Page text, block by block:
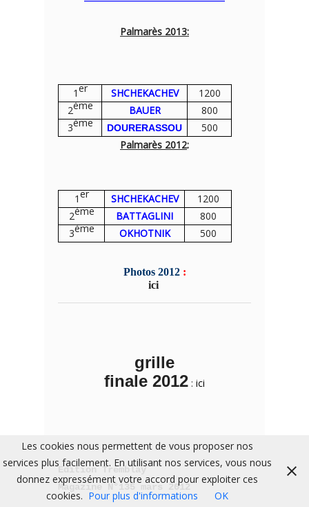
Palmarès 2013:
1er SHCHEKACHEV
1200
2ème BAUER
800
3ème DOURERASSOU
500
Palmarès 2012:
1er SHCHEKACHEV
1200
2ème BATTAGLINI
800
3ème OKHOTNIK 500
Photos 2012 :
ici
grille
finale 2012 : ici
Edition Tremblay
Magazine N°135 mars 2012
Les cookies nous permettent de vous proposer nos
services plus facilement. En utilisant nos services, vous nous
donnez expressément votre accord pour exploiter ces
cookies. Pour plus d'informations OK